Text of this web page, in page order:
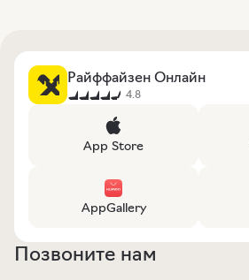
Райффайзен Онлайн
4.8
App Store
AppGallery
Позвоните нам